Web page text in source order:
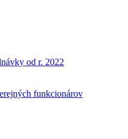
od r. 2022
funkcionárov